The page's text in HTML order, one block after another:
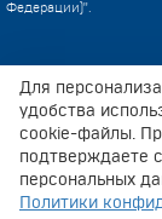
Федерации)".
Для
удобства
cookie-файлы.
подтверждаете
персональных
Политики